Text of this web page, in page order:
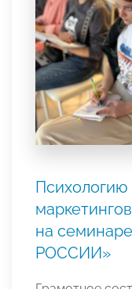
на
РОССИИ»